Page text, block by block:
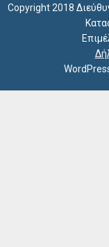
Copyright 2018